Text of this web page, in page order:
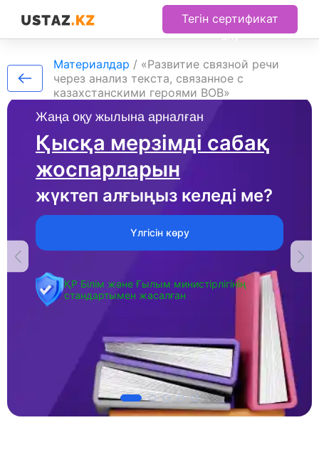
Тегін сертификат
алу
Жаңа оқу жылына арналған
Қысқа мерзімді сабақ
жоспарларын
жүктеп алғыңыз келеді ме?
Үлгісін көру
ҚР Білім және Ғылым министірлігінің
стандартымен жасалған
Материалдар / «Развитие связной речи
через анализ текста, связанное с
казахстанскими героями ВОВ»